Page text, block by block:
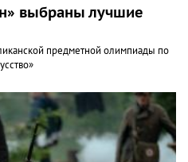
выбраны лучшие
предметной олимпиады по